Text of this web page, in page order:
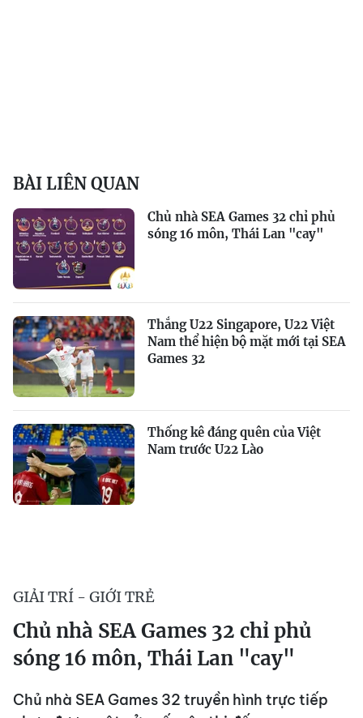
BÀI LIÊN QUAN
Chủ nhà SEA Games 32 chỉ phủ
sóng 16 môn, Thái Lan "cay"
Thắng U22 Singapore, U22 Việt
Nam thể hiện bộ mặt mới tại SEA
Games 32
Thống kê đáng quên của Việt
Nam trước U22 Lào
GIẢI TRÍ - GIỚI TRẺ
Chủ nhà SEA Games 32 chỉ phủ
sóng 16 môn, Thái Lan "cay"
Chủ nhà SEA Games 32 truyền hình trực tiếp